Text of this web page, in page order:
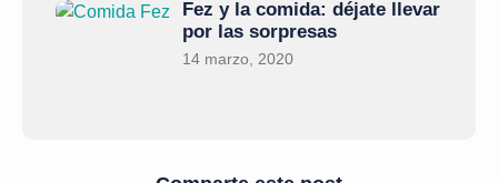
Fez y la comida: déjate llevar
por las sorpresas
14 marzo, 2020